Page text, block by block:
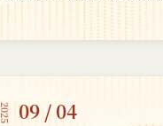
2025 09 / 04